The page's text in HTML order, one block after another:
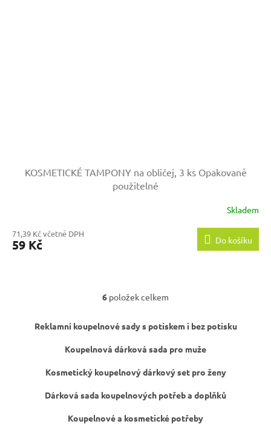
KOSMETICKÉ TAMPONY na obličej, 3 ks Opakovaně
použitelné
Skladem
71,39 Kč včetně DPH
59 Kč Do košíku
O
l
d
c
p
v
6 položek celkem
Reklamní koupelnové sady s potiskem i bez potisku
Koupelnová dárková sada pro muže
Kosmetický koupelnový dárkový set pro ženy
Dárková sada koupelnových potřeb a doplňků
Koupelnové a kosmetické potřeby